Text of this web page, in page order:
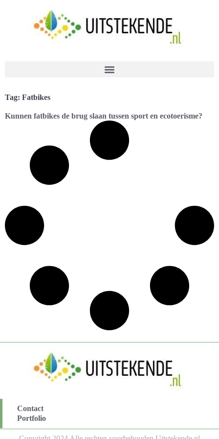
Tag: Fatbikes
Kunnen fatbikes de brug slaan tussen sport en ecotoerisme?
Contact
Portfolio